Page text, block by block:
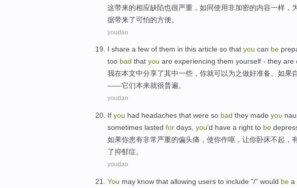
这带来的相应缺陷也很严重， 如同使用非加密的内容一样，
据带来了可怕的方便。
youdao
I share a few of them in this article so that you can be
too bad that you are experiencing them yourself - they are
我在本文中分享了其中一些 ， 你就可以为之做好准备。 如果
——它们本来就很普遍。
youdao
If you had headaches that were so bad they made you
sometimes lasted for days you'd have a right to be
如果你患有非常严重的偏头痛 ， 使你作呕 ，让你卧床不起，
了抑郁症。
youdao
You may know that allowing users to include "/" would be a